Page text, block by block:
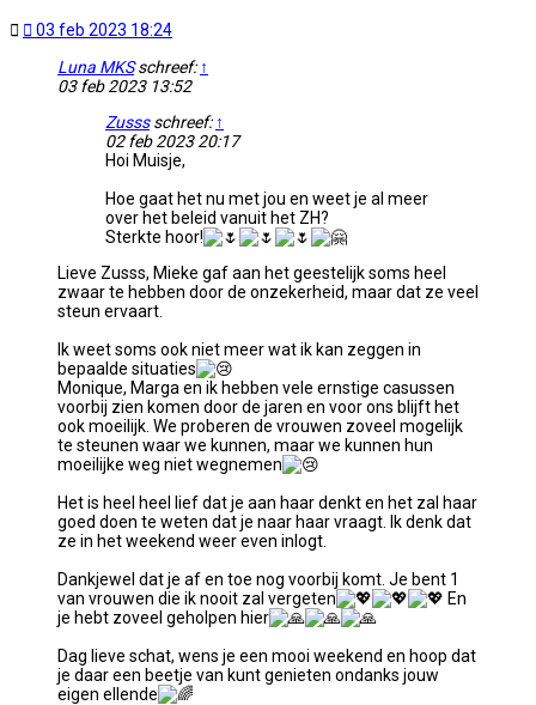
Ongelezen
03 feb 2023 18:24
Luna MKSschreef: ↑
03 feb 2023 13:52
Zusssschreef: ↑
02 feb 2023 20:17
Hoi Muisje,
Hoe gaat het nu met jou en weet je al meer
over het beleid vanuit het ZH?
Sterkte hoor!
Lieve Zusss, Mieke gaf aan het geestelijk soms heel
zwaar te hebben door de onzekerheid, maar dat ze veel
steun ervaart.
Ik weet soms ook niet meer wat ik kan zeggen in
bepaalde situaties
Monique, Marga en ik hebben vele ernstige casussen
voorbij zien komen door de jaren en voor ons blijft het
ook moeilijk. We proberen de vrouwen zoveel mogelijk
te steunen waar we kunnen, maar we kunnen hun
moeilijke weg niet wegnemen
Het is heel heel lief dat je aan haar denkt en het zal haar
goed doen te weten dat je naar haar vraagt. Ik denk dat
ze in het weekend weer even inlogt.
Dankjewel dat je af en toe nog voorbij komt. Je bent 1
van vrouwen die ik nooit zal vergeten
En
je hebt zoveel geholpen hier
Dag lieve schat, wens je een mooi weekend en hoop dat
je daar een beetje van kunt genieten ondanks jouw
eigen ellende